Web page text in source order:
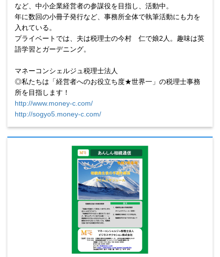
など、 中小企業経営者の参謀役を目指し、活動中。
年に数回の小冊子発行など、事務所全体で執筆活動にも力を
入れている。
プライベートでは、夫は税理士の今村 仁で娘2人。趣味は英
語学習とガーデニング。
マネーコンシェルジュ税理士法人
◎私たちは「経営者へのお役立ち度★世界一」の税理士事務
所を目指します！
http://www.money-c.com/
http://sogyo5.money-c.com/